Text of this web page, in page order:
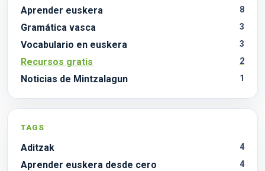
Aprender euskera 8
Gramática vasca 3
Vocabulario en euskera 3
Recursos gratis 2
Noticias de Mintzalagun 1
TAGS
Aditzak 4
Aprender euskera desde cero 4